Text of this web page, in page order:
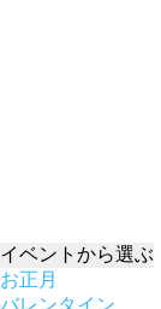
イベント から選ぶ
お正月
バレンタイン